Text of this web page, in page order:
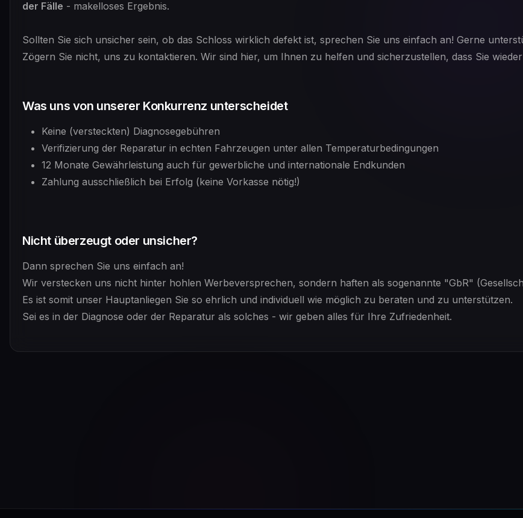
der Fälle - makelloses Ergebnis.
Sollten Sie sich unsicher sein, ob das Schloss wirklich defekt ist, sprechen Sie uns einfach an! Gerne
Zögern Sie nicht, uns zu kontaktieren. Wir sind hier, um Ihnen zu helfen und sicherzustellen, dass Sie
Was uns von unserer Konkurrenz unterscheidet
Keine (versteckten) Diagnosegebühren
Verifizierung der Reparatur in echten Fahrzeugen unter allen Temperaturbedingungen
12 Monate Gewährleistung auch für gewerbliche und internationale Endkunden
Zahlung ausschließlich bei Erfolg (keine Vorkasse nötig!)
Nicht überzeugt oder unsicher?
Dann sprechen Sie uns einfach an!
Wir verstecken uns nicht hinter hohlen Werbeversprechen, sondern haften als sogenannte "GbR"
Es ist somit unser Hauptanliegen Sie so ehrlich und individuell wie möglich zu beraten und zu unterstützen.
Sei es in der Diagnose oder der Reparatur als solches - wir geben alles für Ihre Zufriedenheit.